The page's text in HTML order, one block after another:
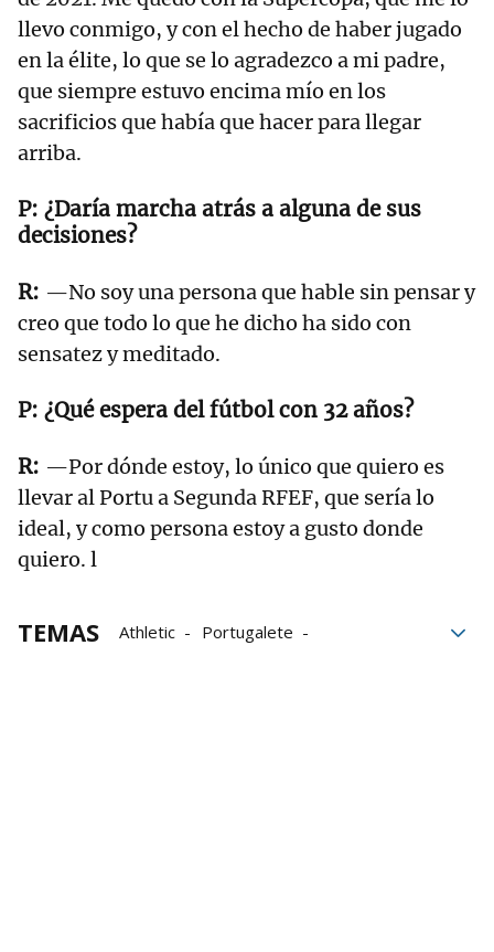
llevo conmigo, y con el hecho de haber jugado
en la élite, lo que se lo agradezco a mi padre,
que siempre estuvo encima mío en los
sacrificios que había que hacer para llegar
arriba.
¿Daría marcha atrás a alguna de sus
decisiones?
—No soy una persona que hable sin pensar y
creo que todo lo que he dicho ha sido con
sensatez y meditado.
¿Qué espera del fútbol con 32 años?
—Por dónde estoy, lo único que quiero es
llevar al Portu a Segunda RFEF, que sería lo
ideal, y como persona estoy a gusto donde
quiero. l
TEMAS Athletic
Portugalete